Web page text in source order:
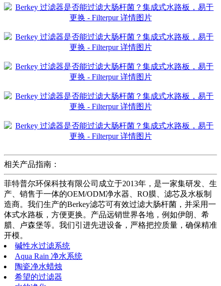
相关产品指南：
菲特普尔环保科技有限公司成立于2013年，是一家集研发、生
产、销售于一体的OEM/ODM净水器、RO膜、滤芯及水板制
造商。我们生产的Berkey滤芯可有效过滤大肠杆菌，并采用一
体式水路板，方便更换。产品远销世界各地，例如伊朗、希
腊、卢森堡等。我们引进先进设备，严格把控质量，确保精准
开模。
碱性水过滤系统
Aqua Rain 净水系统
陶瓷净水蜡烛
希望的过滤器